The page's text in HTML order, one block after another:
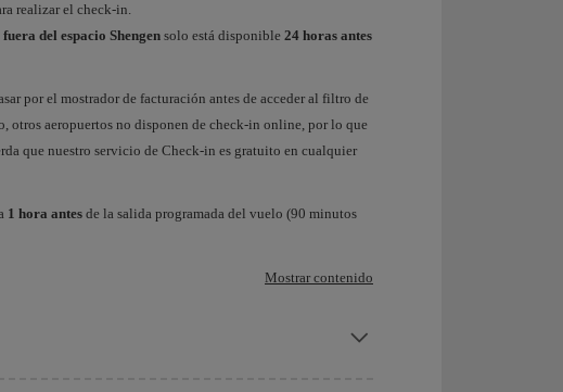
realizar el check-in.
del espacio Shengensolo está disponible 24 horas antes
por el mostrador de facturación antes de acceder al filtro de
otros aeropuertos no disponen de check-in online, por lo que
que nuestro servicio de Check-in es gratuito en cualquier
1 hora antes de la salida programada del vuelo (90 minutos
Mostrar contenido